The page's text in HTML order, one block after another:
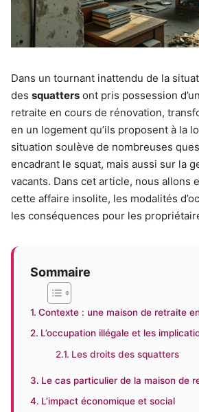
Dans un tournant inattendu de la
des squatters ont pris possession
retraite en cours de rénovation,
en un logement qu’ils proposent à la
situation soulève de nombreuses
encadrant le squat, mais aussi sur la
vacants. Dans cet article, nous allons
cette affaire insolite, les modalités
les conséquences pour les
Sommaire
Contexte : une maison de retraite
L’occupation illégale et les
Les droits des squatters
Le cas particulier de la maison de
L’impact économique et social